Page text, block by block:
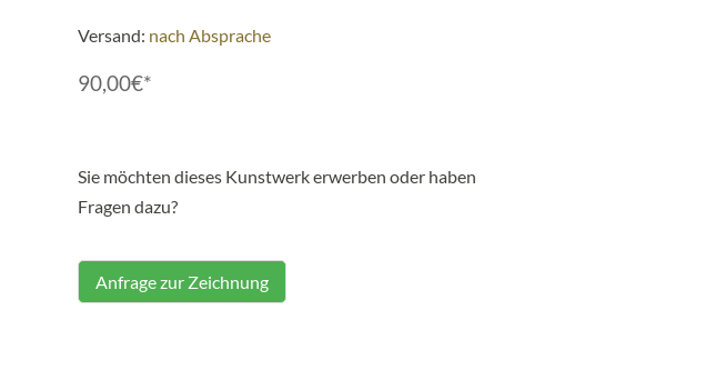
Versand: nach Absprache
90,00€*
Sie möchten dieses Kunstwerk erwerben oder haben
Fragen dazu?
Anfrage zur Zeichnung